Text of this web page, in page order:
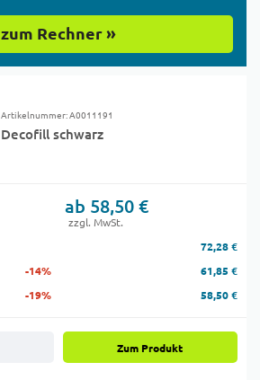
zum Rechner »
Artikelnummer: A0011191
Decofill schwarz
ab 58,50 €
zzgl. MwSt.
72,28 €
-14%
61,85 €
-19% 58,50 €
Zum Produkt